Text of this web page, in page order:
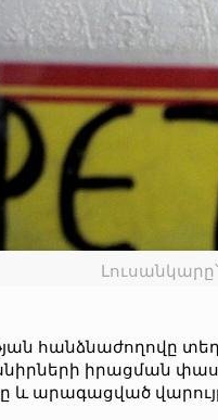
Լուսանկարը՝
հանձնաժողովը
իրացման
վարույթ